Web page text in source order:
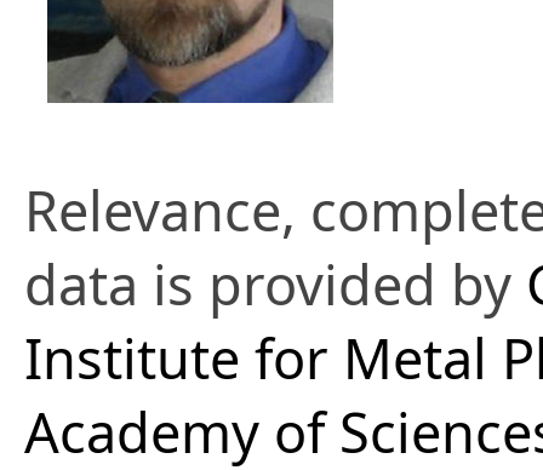
Relevance,
data is provided by
Institute for Metal
Academy of